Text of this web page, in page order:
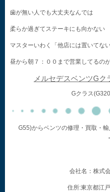
歯が無い人でも大丈夫なんでは
柔らか過ぎてステーキにも向かな
マスターいわく「他店には置いて
昼から朝７：００まで営業してるの
メルセデスベンツGク
Gクラス
G55)からベンツの修理・買取・
会社名：株式
住所:東京都江